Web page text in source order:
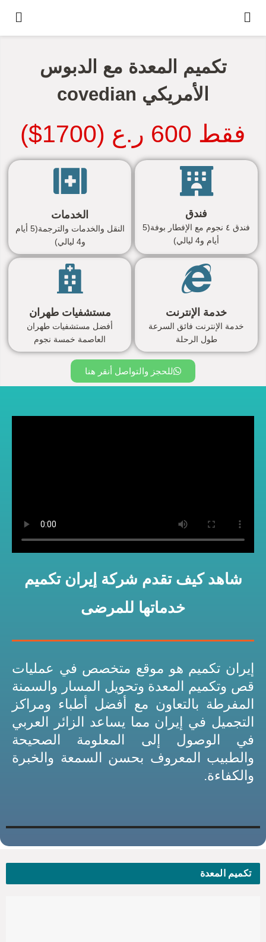
تكميم المعدة مع الدبوس
الأمريكي covedian
فقط 600 ر.ع (1700$)
فندق
فندق ٤ نجوم مع الإفطار بوفة(5
أيام و4 ليالي)
الخدمات
النقل والخدمات والترجمة(5 أيام
و4 ليالي)
خدمة الإنترنت
خدمة الإنترنت فائق السرعة
طول الرحلة
مستشفيات طهران
أفضل مستشفيات طهران
العاصمة خمسة نجوم
للحجز والتواصل أنقر هنا
شاهد كيف تقدم شركة إيران تكميم
خدماتها للمرضى
إيران تكميم هو موقع متخصص في عمليات
قص وتكميم المعدة وتحويل المسار والسمنة
المفرطة بالتعاون مع أفضل أطباء ومراكز
التجميل في إيران مما يساعد الزائر العربي
في الوصول إلى المعلومة الصحيحة
والطبيب المعروف بحسن السمعة والخبرة
والكفاءة.
تكميم المعدة